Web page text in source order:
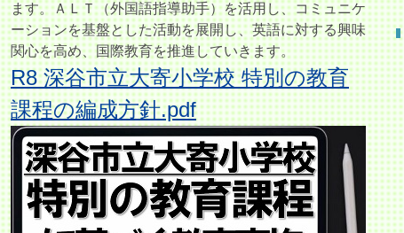
ます。ＡＬＴ（外国語指導助手）を活用し、コミュニケ
ーションを基盤とした活動を展開し、英語に対する興味
関心を高め、国際教育を推進していきます。
R8 深谷市立大寄小学校 特別の教育
課程の編成方針.pdf